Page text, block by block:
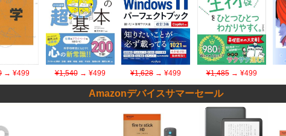
→ ¥499 ¥1,540→ ¥499 ¥1,628 → ¥499 ¥1,485→ ¥499
Amazonデバイスサマーセール